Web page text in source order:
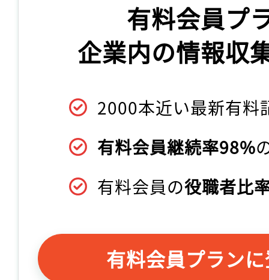
有料会員プ
企業内の情報収
2000本近い最新有料
有料会員継続率98%
有料会員の役職者比
有料会員プラン